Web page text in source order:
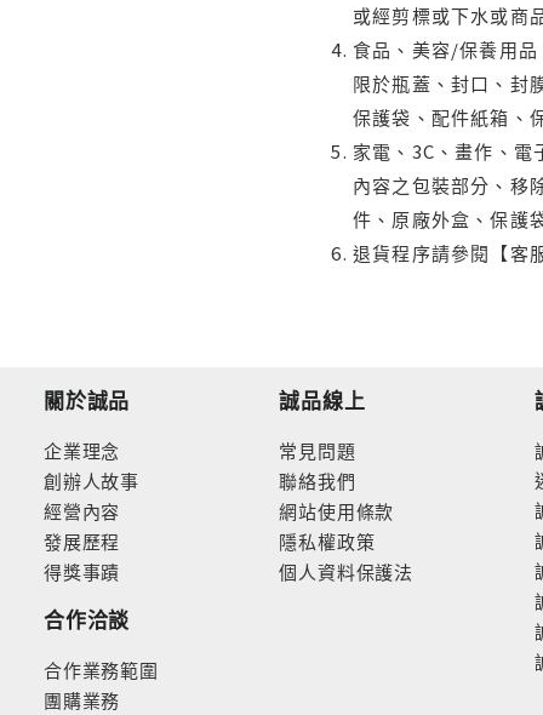
或經剪標或下水或商
食品、美容/保養用
限於瓶蓋、封口、封
保護袋、配件紙箱、
家電、3C、畫作、
內容之包裝部分、移
件、原廠外盒、保護
退貨程序請參閱【
關於誠品
企業理念
創辦人故事
經營內容
發展歷程
得獎事蹟
合作洽談
合作業務範圍
團購業務
誠品線上
常見問題
聯絡我們
網站使用條款
隱私權政策
個人資料保護法